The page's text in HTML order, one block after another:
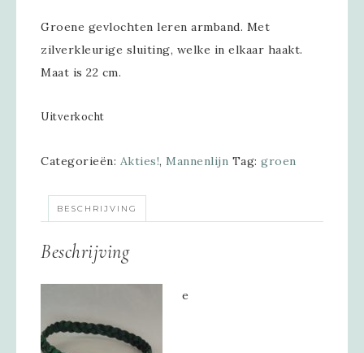
Groene gevlochten leren armband. Met
zilverkleurige sluiting, welke in elkaar haakt.
Maat is 22 cm.
Uitverkocht
Categorieën: Akties!, Mannenlijn Tag: groen
BESCHRIJVING
Beschrijving
e